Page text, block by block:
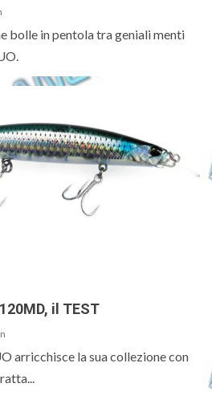
bolle in pentola tra geniali menti
il TEST
arricchisce la sua collezione con